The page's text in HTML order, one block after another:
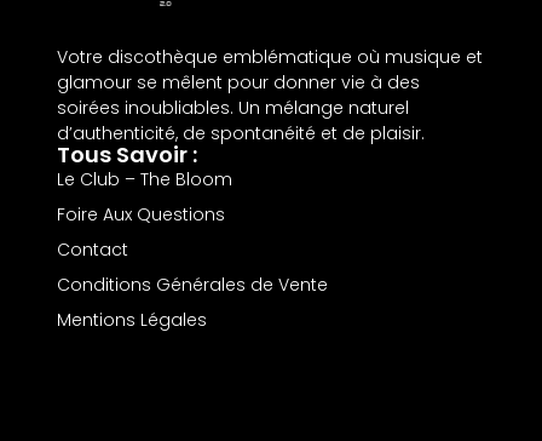
Votre discothèque emblématique où musique et
glamour se mêlent pour donner vie à des
soirées inoubliables. Un mélange naturel
d’authenticité, de spontanéité et de plaisir.
Tous Savoir :
Le Club – The Bloom
Foire Aux Questions
Contact
Conditions Générales de Vente
Mentions Légales